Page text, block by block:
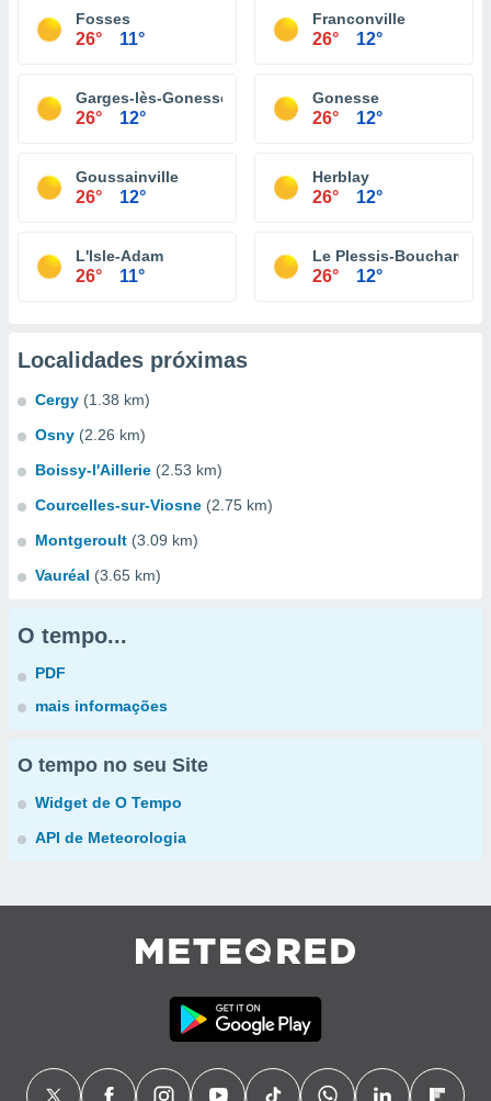
Fosses
26° 11°
Franconville
26° 12°
Garges-lès-Gonesse
26° 12°
Gonesse
26° 12°
Goussainville
26° 12°
Herblay
26° 12°
L'Isle-Adam
26° 11°
Le Plessis-Bouchard
26° 12°
Localidades próximas
Cergy (1.38 km)
Osny (2.26 km)
Boissy-l'Aillerie (2.53 km)
Courcelles-sur-Viosne (2.75 km)
Montgeroult (3.09 km)
Vauréal (3.65 km)
O tempo...
PDF
mais informações
O tempo no seu Site
Widget de O Tempo
API de Meteorologia